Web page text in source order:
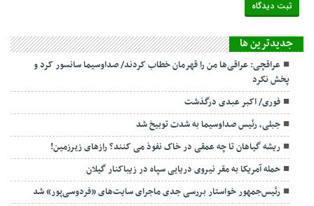
جديدترين ها
عراقچی: عراقی‌ها من را قهرمان خطاب کردند/ صداوسیما سانسور کرد و
پخش نکرد
فوری/ اکبر عبدی درگذشت
جبلی، رئیس صداوسیما به شدت توبیخ شد
ریشه گیاهان تا چه عمقی در خاک نفوذ می کنند؟ رازهای زیرزمین!
حمله آمریکا به مقر نیروی دریایی سپاه در زیباکنار گیلان
رئیس‌جمهور خواستار بررسی جدی ماجرای سایت‌های «فردوسی‌پور» شد